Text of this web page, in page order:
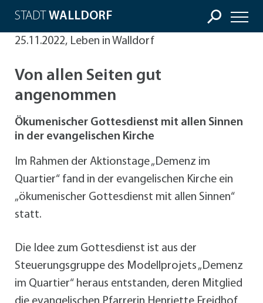
STADT WALLDORF
25.11.2022, Leben in Walldorf
Von allen Seiten gut
angenommen
Ökumenischer Gottesdienst mit allen Sinnen
in der evangelischen Kirche
Im Rahmen der Aktionstage „Demenz im
Quartier“ fand in der evangelischen Kirche ein
„ökumenischer Gottesdienst mit allen Sinnen“
statt.
Die Idee zum Gottesdienst ist aus der
Steuerungsgruppe des Modellprojets „Demenz
im Quartier“ heraus entstanden, deren Mitglied